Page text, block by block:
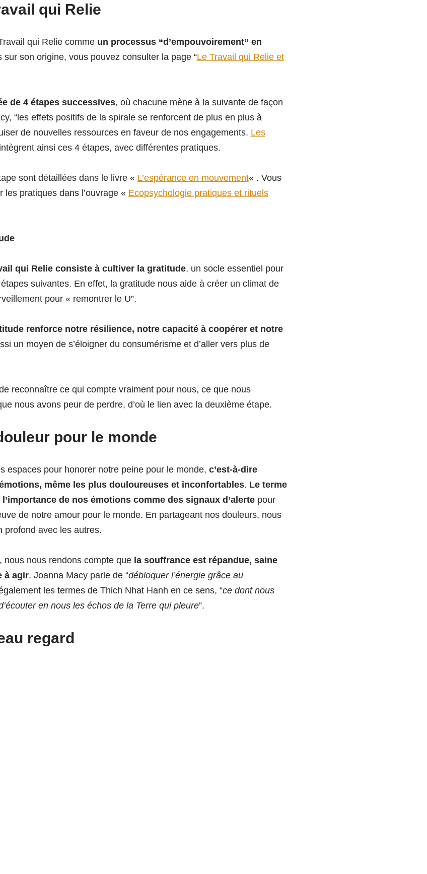
qui Relie
qui Relie commeun processus “d’empouvoirement” en
sur son origine, vous pouvez consulter la page “Le Travail qui Relie et
de 4 étapes successives, où chacune mène à la suivante de façon
“les effets positifs de la spirale se renforcent de plus en plus à
de nouvelles ressources en faveur de nos engagements. Les
ainsi ces 4 étapes, avec différentes pratiques.
sont détaillées dans le livre « L’espérance en mouvement« . Vous
pratiques dans l’ouvrage « Ecopsychologie pratiques et rituels
qui Relie consiste à cultiver la gratitude, un socle essentiel pour
suivantes. En effet, la gratitude nous aide à créer un climat de
pour « remontrer le U”.
renforce notre résilience, notre capacité à coopérer et notre
un moyen de s’éloigner du consumérisme et d’aller vers plus de
reconnaître ce qui compte vraiment pour nous, ce que nous
nous avons peur de perdre, d’où le lien avec la deuxième étape.
pour le monde
espaces pour honorer notre peine pour le monde, c’est-à-dire
même les plus douloureuses et inconfortables. Le terme
de nos émotions comme des signaux d’alertepour
de notre amour pour le monde. En partageant nos douleurs, nous
profond avec les autres.
nous nous rendons compte que la souffrance est répandue, saine
à agir. Joanna Macy parle de “débloquer l’énergie grâce au
les termes de Thich Nhat Hanh en ce sens, “ce dont nous
en nous les échos de la Terre qui pleure”.
regard